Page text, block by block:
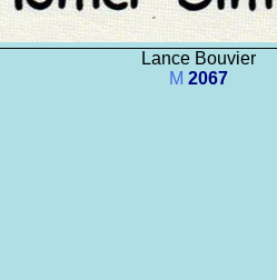
Lance Bouvier
M 2067